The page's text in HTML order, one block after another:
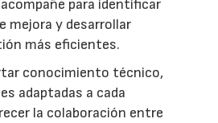
para identificar
mejora y desarrollar
más eficientes.
conocimiento técnico,
adaptadas a cada
la colaboración entre